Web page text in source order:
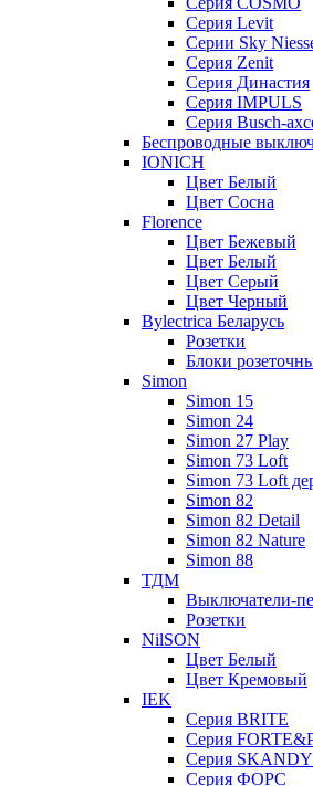
Серия Lеvit
Серии Sky
Серия Zenit
Серия Династия
Серия IMPULS
Серия Вusch-
Беспроводные
IONICH
Цвет Белый
Цвет Сосна
Florence
Цвет Бежевый
Цвет Белый
Цвет Серый
Цвет Черный
Bylectrica Беларусь
Розетки
Блоки
Simon
Simon 15
Simon 24
Simon 27 Play
Simon 73 Loft
Simon 73 Loft
Simon 82
Simon 82 Detail
Simon 82 Nature
Simon 88
ТДМ
Выключатели-
Розетки
NilSON
Цвет Белый
Цвет Кремовый
IEK
Серия BRITE
Серия
Серия SKANDY
Серия ФОРС